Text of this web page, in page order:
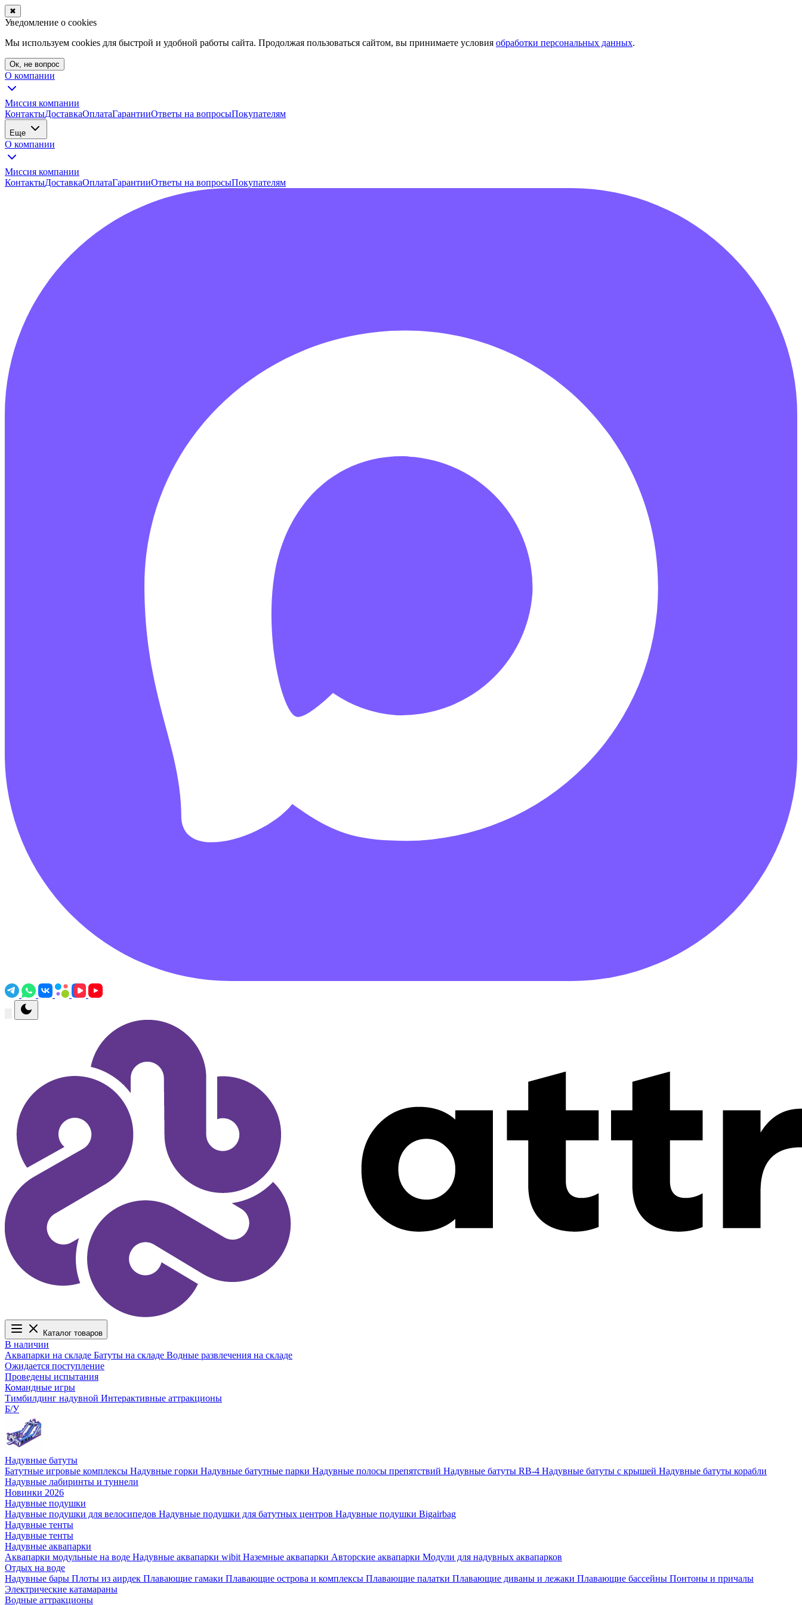
✖
Уведомление о cookies
Мы используем cookies для быстрой и удобной работы сайта. Продолжая пользоваться сайтом, вы принимаете условия обработки персональных данных.
Ок, не вопрос
О компании
Миссия компании
КонтактыДоставкаОплатаГарантииОтветы на вопросыПокупателям
Еще
О компании
Миссия компании
КонтактыДоставкаОплатаГарантииОтветы на вопросыПокупателям
Каталог товаров
В наличии
Аквапарки на складе Батуты на складе Водные развлечения на складе
Ожидается поступление
Проведены испытания
Командные игры
Тимбилдинг надувной Интерактивные аттракционы
Б/У
Надувные батуты
Батутные игровые комплексы Надувные горки Надувные батутные парки Надувные полосы препятствий Надувные батуты RB-4 Надувные батуты с крышей Надувные батуты корабли
Надувные лабиринты и туннели
Новинки 2026
Надувные подушки
Надувные подушки для велосипедов Надувные подушки для батутных центров Надувные подушки Bigairbag
Надувные тенты
Надувные тенты
Надувные аквапарки
Аквапарки модульные на воде Надувные аквапарки wibit Наземные аквапарки Авторские аквапарки Модули для надувных аквапарков
Отдых на воде
Надувные бары Плоты из аирдек Плавающие гамаки Плавающие острова и комплексы Плавающие палатки Плавающие диваны и лежаки Плавающие бассейны Понтоны и причалы
Электрические катамараны
Водные аттракционы